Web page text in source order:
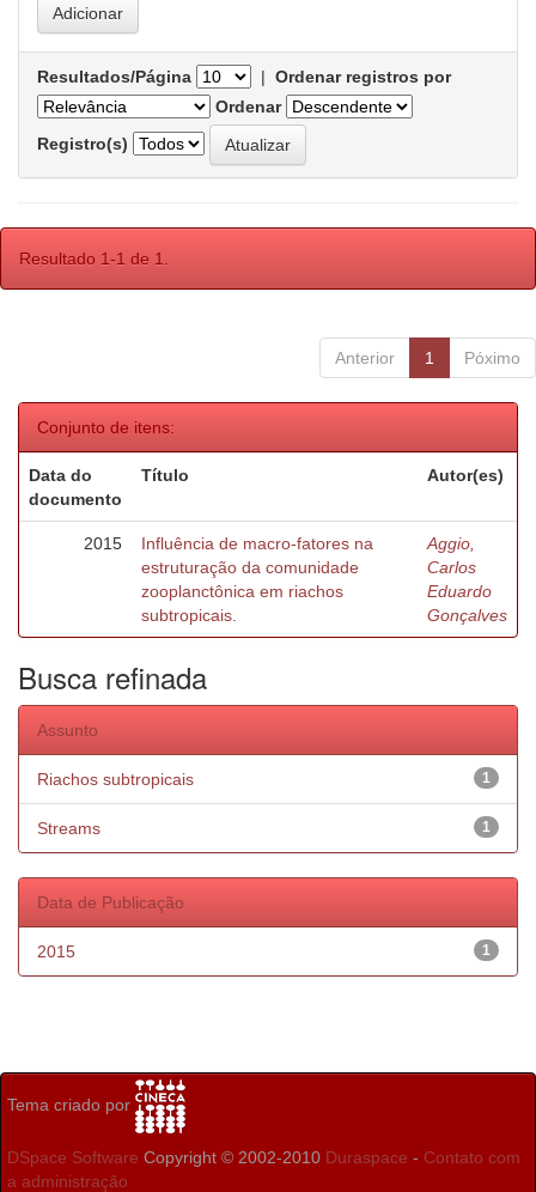
Resultados/Página | Ordenar registros por
Ordenar
Registro(s)
Resultado 1-1 de 1.
Anterior 1 Póximo
Conjunto de itens:
Data do
documento
Título Autor(es)
2015
Influência de macro-fatores na
estruturação da comunidade
zooplanctônica em riachos
subtropicais.
Aggio,
Carlos
Eduardo
Gonçalves
Busca refinada
Assunto
1
Riachos subtropicais
1
Streams
Data de Publicação
1
2015
Tema criado por
DSpace Software Copyright © 2002-2010 Duraspace - Contato com
a administração